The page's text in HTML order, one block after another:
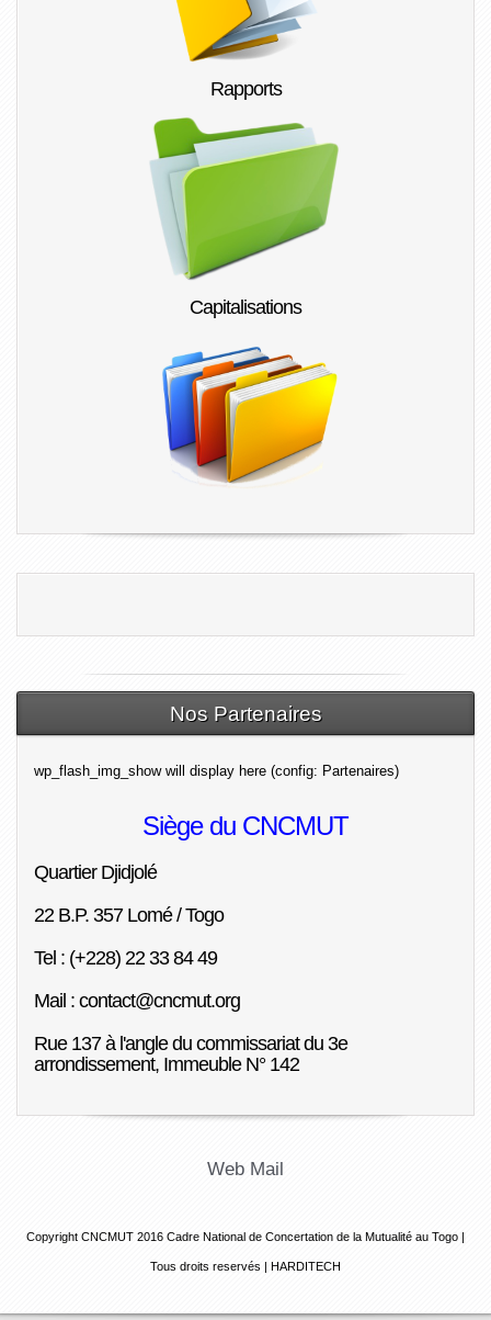
Rapports
Capitalisations
Nos Partenaires
wp_flash_img_show will display here (config: Partenaires)
Siège du CNCMUT
Quartier Djidjolé
22 B.P. 357 Lomé / Togo
Tel : (+228) 22 33 84 49
Mail : contact@cncmut.org
Rue 137 à l'angle du commissariat du 3e
arrondissement, Immeuble N° 142
Web Mail
Copyright CNCMUT 2016 Cadre National de Concertation de la Mutualité au Togo |
Tous droits reservés | HARDITECH